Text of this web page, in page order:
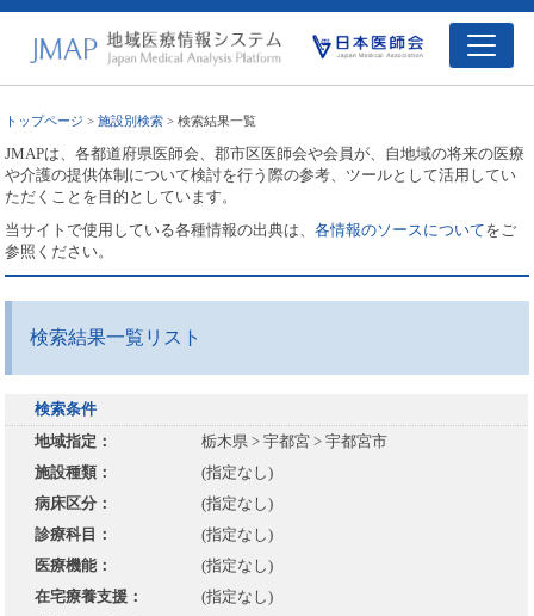
トップページ >施設別検索 > 検索結果一覧
JMAPは、各都道府県医師会、郡市区医師会や会員が、自地域の将来の医療
や介護の提供体制について検討を行う際の参考、ツールとして活用してい
ただくことを目的としています。
当サイトで使用している各種情報の出典は、各情報のソースについてをご
参照ください。
検索結果一覧リスト
検索条件
地域指定：
栃木県 > 宇都宮 > 宇都宮市
施設種類：
(指定なし)
病床区分：
(指定なし)
診療科目：
(指定なし)
医療機能：
(指定なし)
在宅療養支援：
(指定なし)